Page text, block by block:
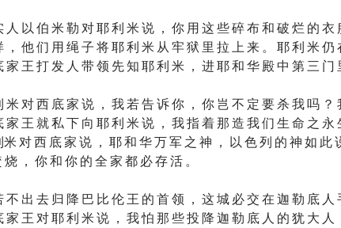
人 以 伯 米 勒 对 耶 利 米 说 ， 你 用 这 些 碎 布 和 破 烂 的
， 他 们 用 绳 子 将 耶 利 米 从 牢 狱 里 拉 上 来 。 耶 利 米 仍
家 王 打 发 人 带 领 先 知 耶 利 米 ， 进 耶 和 华 殿 中 第 三
米 对 西 底 家 说 ， 我 若 告 诉 你 ， 你 岂 不 定 要 杀 我 吗 ？
家 王 就 私 下 向 耶 利 米 说 ， 我 指 着 那 造 我 们 生 命 之
米 对 西 底 家 说 ， 耶 和 华 万 军 之 神 ， 以 色 列 的 神 如
烧 ， 你 和 你 的 全 家 都 必 存 活 。
不 出 去 归 降 巴 比 伦 王 的 首 领 ， 这 城 必 交 在 迦 勒 底 人
家 王 对 耶 利 米 说 ， 我 怕 那 些 投 降 迦 勒 底 人 的 犹 大 人